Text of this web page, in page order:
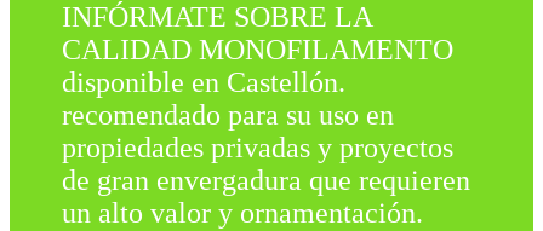
INFÓRMATE SOBRE LA
CALIDAD MONOFILAMENTO
disponible en Castellón.
recomendado para su uso en
propiedades privadas y proyectos
de gran envergadura que requieren
un alto valor y ornamentación.